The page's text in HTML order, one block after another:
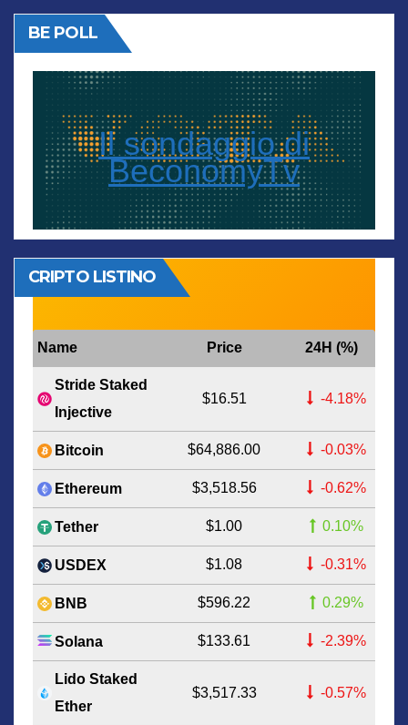
BE POLL
Il sondaggio di
BeconomyTv
CRIPTO LISTINO
Name Price 24H (%)
Stride Staked
Injective
$16.51 -4.18%
Bitcoin $64,886.00 -0.03%
Ethereum $3,518.56 -0.62%
Tether $1.00 0.10%
USDEX $1.08 -0.31%
BNB $596.22 0.29%
Solana $133.61 -2.39%
Lido Staked
Ether
$3,517.33 -0.57%